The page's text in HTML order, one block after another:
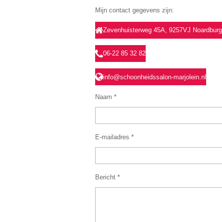
Mijn contact gegevens zijn:
Zevenhuisterweg 45A, 9257VJ
06-22 85 32 82
info@schoonheidssalon-marjolein.nl
Naam *
E-mailadres *
Bericht *